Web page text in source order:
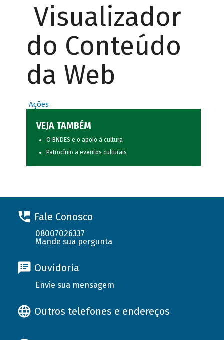
Visualizador
do Conteúdo
da Web
Ações
VEJA TAMBÉM
O BNDES e o apoio à cultura
Patrocínio a eventos culturais
Fale Conosco
08007026337
Mande sua pergunta
Ouvidoria
Envie sua mensagem
Outros telefones e endereços